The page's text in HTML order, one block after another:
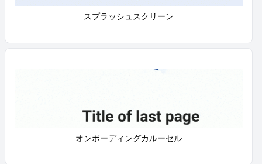
スプラッシュスクリーン
オンボーディングカルーセル